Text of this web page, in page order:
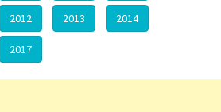
2012 2013 2014
2017